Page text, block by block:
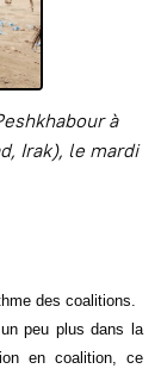
à
Irak), le mardi
des coalitions.
peu plus dans la
en coalition, ce